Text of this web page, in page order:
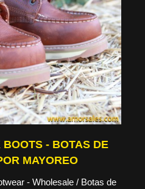
- BOTAS DE
MAYOREO
- Wholesale / Botas de